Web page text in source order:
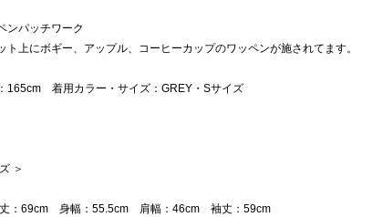
ンパッチワーク
ト上にボギー、アップル、コーヒーカップのワッペンが施されてます。
165cm 着用カラー・サイズ：GREY・Sサイズ
＞
：69cm 身幅：55.5cm 肩幅：46cm 袖丈：59cm